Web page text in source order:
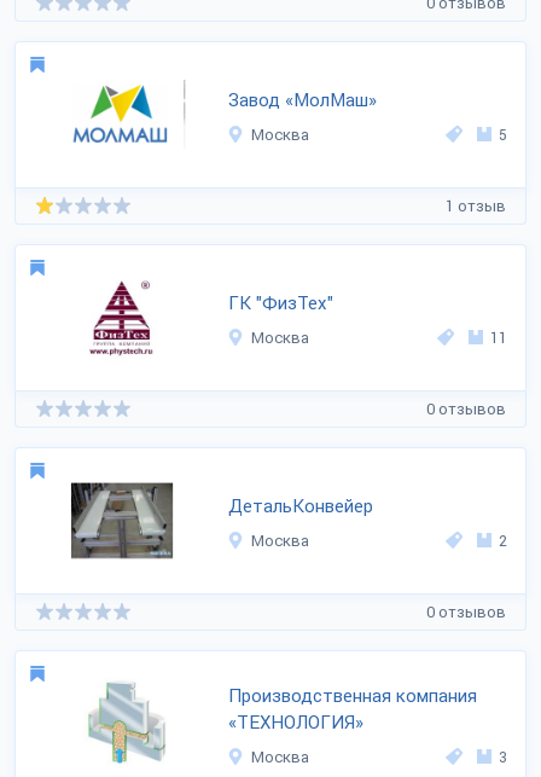
Завод «МолМаш»
Москва 5
1 отзыв
ГК "ФизТех"
Москва 11
0 отзывов
ДетальКонвейер
Москва 2
0 отзывов
Производственная компания
«ТЕХНОЛОГИЯ»
Москва 3